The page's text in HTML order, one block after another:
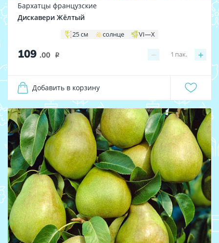
Бархатцы французские
Дискавери Жёлтый
25 см солнце VI—X
109 .00 i − +
1 пак.
Добавить в корзину